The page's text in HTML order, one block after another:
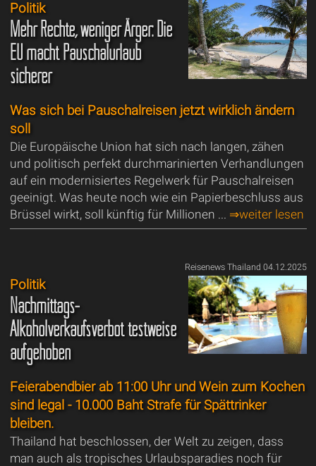
Politik
Mehr Rechte, weniger Ärger: Die
EU macht Pauschalurlaub
sicherer
Was sich bei Pauschalreisen jetzt wirklich ändern
soll
Die Europäische Union hat sich nach langen, zähen
und politisch perfekt durchmarinierten Verhandlungen
auf ein modernisiertes Regelwerk für Pauschalreisen
geeinigt. Was heute noch wie ein Papierbeschluss aus
Brüssel wirkt, soll künftig für Millionen ... ⇒weiter lesen
Reisenews Thailand 04.12.2025
Politik
Nachmittags-
Alkoholverkaufsverbot testweise
aufgehoben
Feierabendbier ab 11:00 Uhr und Wein zum Kochen
sind legal - 10.000 Baht Strafe für Spättrinker
bleiben.
Thailand hat beschlossen, der Welt zu zeigen, dass
man auch als tropisches Urlaubsparadies noch für